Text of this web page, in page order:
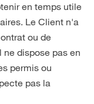
en temps utile
Le Client n'a
ou de
dispose pas en
permis ou
pas la